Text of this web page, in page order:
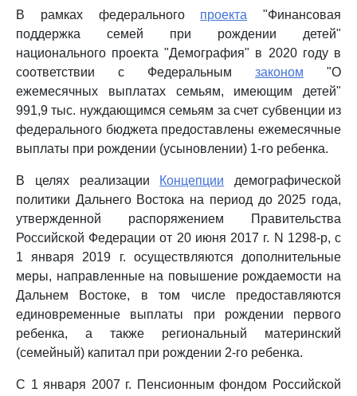
В рамках федерального проекта "Финансовая
поддержка семей при рождении детей"
национального проекта "Демография" в 2020 году в
соответствии с Федеральным законом "О
ежемесячных выплатах семьям, имеющим детей"
991,9 тыс. нуждающимся семьям за счет субвенции из
федерального бюджета предоставлены ежемесячные
выплаты при рождении (усыновлении) 1-го ребенка.
В целях реализации Концепции демографической
политики Дальнего Востока на период до 2025 года,
утвержденной распоряжением Правительства
Российской Федерации от 20 июня 2017 г. N 1298-р, с
1 января 2019 г. осуществляются дополнительные
меры, направленные на повышение рождаемости на
Дальнем Востоке, в том числе предоставляются
единовременные выплаты при рождении первого
ребенка, а также региональный материнский
(семейный) капитал при рождении 2-го ребенка.
С 1 января 2007 г. Пенсионным фондом Российской